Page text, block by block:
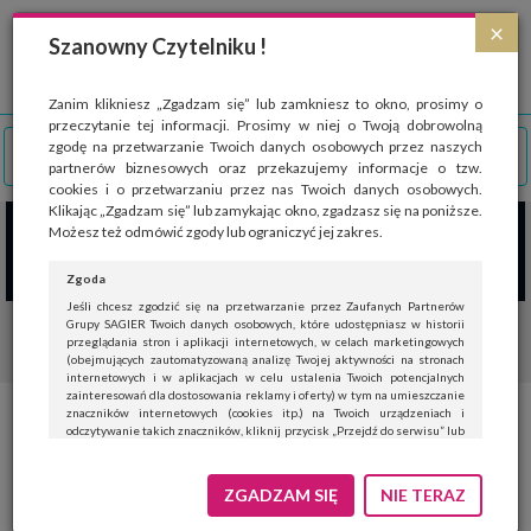
×
Szanowny Czytelniku !
Zanim klikniesz „Zgadzam się” lub zamkniesz to okno, prosimy o
przeczytanie tej informacji. Prosimy w niej o Twoją dobrowolną
zgodę na przetwarzanie Twoich danych osobowych przez naszych
partnerów biznesowych oraz przekazujemy informacje o tzw.
cookies i o przetwarzaniu przez nas Twoich danych osobowych.
Klikając „Zgadzam się” lub zamykając okno, zgadzasz się na poniższe.
Możesz też odmówić zgody lub ograniczyć jej zakres.
Zgoda
Jeśli chcesz zgodzić się na przetwarzanie przez Zaufanych Partnerów
Grupy SAGIER Twoich danych osobowych, które udostępniasz w historii
przeglądania stron i aplikacji internetowych, w celach marketingowych
(obejmujących zautomatyzowaną analizę Twojej aktywności na stronach
internetowych i w aplikacjach w celu ustalenia Twoich potencjalnych
zainteresowań dla dostosowania reklamy i oferty) w tym na umieszczanie
znaczników internetowych (cookies itp.) na Twoich urządzeniach i
odczytywanie takich znaczników, kliknij przycisk „Przejdź do serwisu” lub
Jeśli nie chcesz wyrazić zgody, kliknij „Nie teraz”.
Wyrażenie zgody jest dobrowolne. Możesz edytować zakres zgody, w tym
ZGADZAM SIĘ NIE TERAZ
Strona wykorzystuje pliki cookies, które służą głównie do celów statystycznych.
Wyrażając zgodę na używanie 'cookies', zezwalasz na zapisanie ich w pamięci
przeglądarki. Przejdź do
polityki cookies
Nowość w rzeszowskich
żłobkach – soboty dla rodzica!